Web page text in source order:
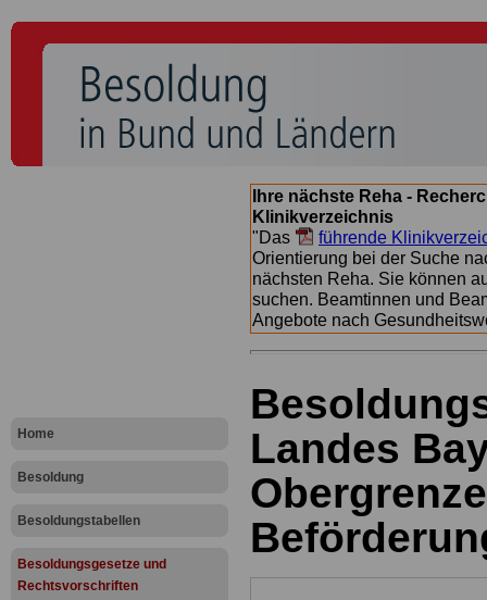
Home
Besoldung
Besoldungstabellen
Besoldungsgesetze und
Rechtsvorschriften
Ihre nächste Reha -
Klinikverzeichnis
"Das
führende
Orientierung bei der Suche
nächsten Reha. Sie können
suchen. Beamtinnen und
Angebote nach
Landes